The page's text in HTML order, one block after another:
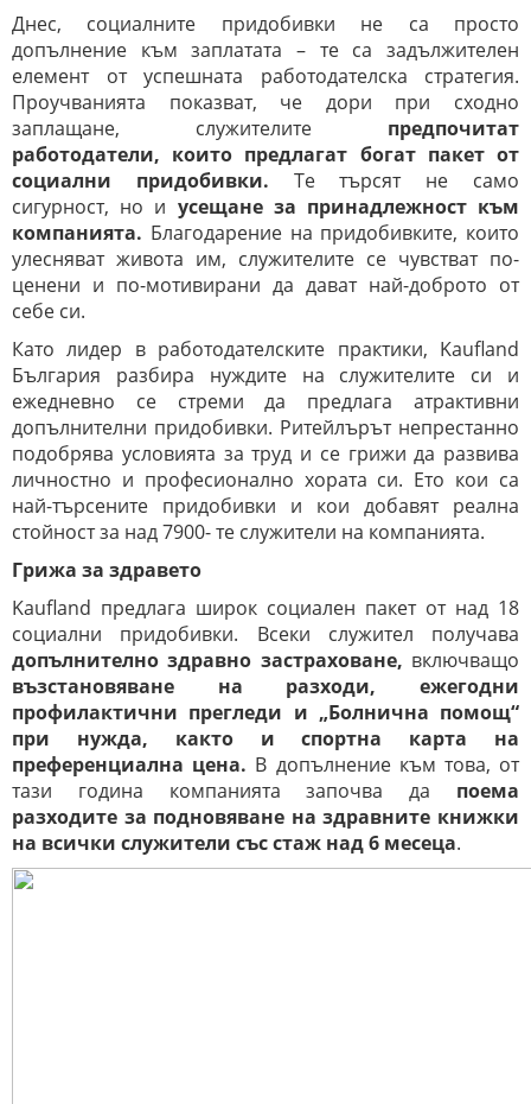
Днес, социалните придобивки не са просто
допълнение към заплатата – те са задължителен
елемент от успешната работодателска стратегия.
Проучванията показват, че дори при сходно
заплащане, служителите предпочитат
работодатели, които предлагат богат пакет от
социални придобивки. Те търсят не само
сигурност, но и усещане за принадлежност към
компанията. Благодарение на придобивките, които
улесняват живота им, служителите се чувстват по-
ценени и по-мотивирани да дават най-доброто от
себе си.
Като лидер в работодателските практики, Kaufland
България разбира нуждите на служителите си и
ежедневно се стреми да предлага атрактивни
допълнителни придобивки. Ритейлърът непрестанно
подобрява условията за труд и се грижи да развива
личностно и професионално хората си. Ето кои са
най-търсените придобивки и кои добавят реална
стойност за над 7900- те служители на компанията.
Грижа за здравето
Kaufland предлага широк социален пакет от над 18
социални придобивки. Всеки служител получава
допълнително здравно застраховане, включващо
възстановяване на разходи, ежегодни
профилактични прегледи и „Болнична помощ“
при нужда, както и спортна карта на
преференциална цена. В допълнение към това, от
тази година компанията започва да поема
разходите за подновяване на здравните книжки
на всички служители със стаж над 6 месеца.